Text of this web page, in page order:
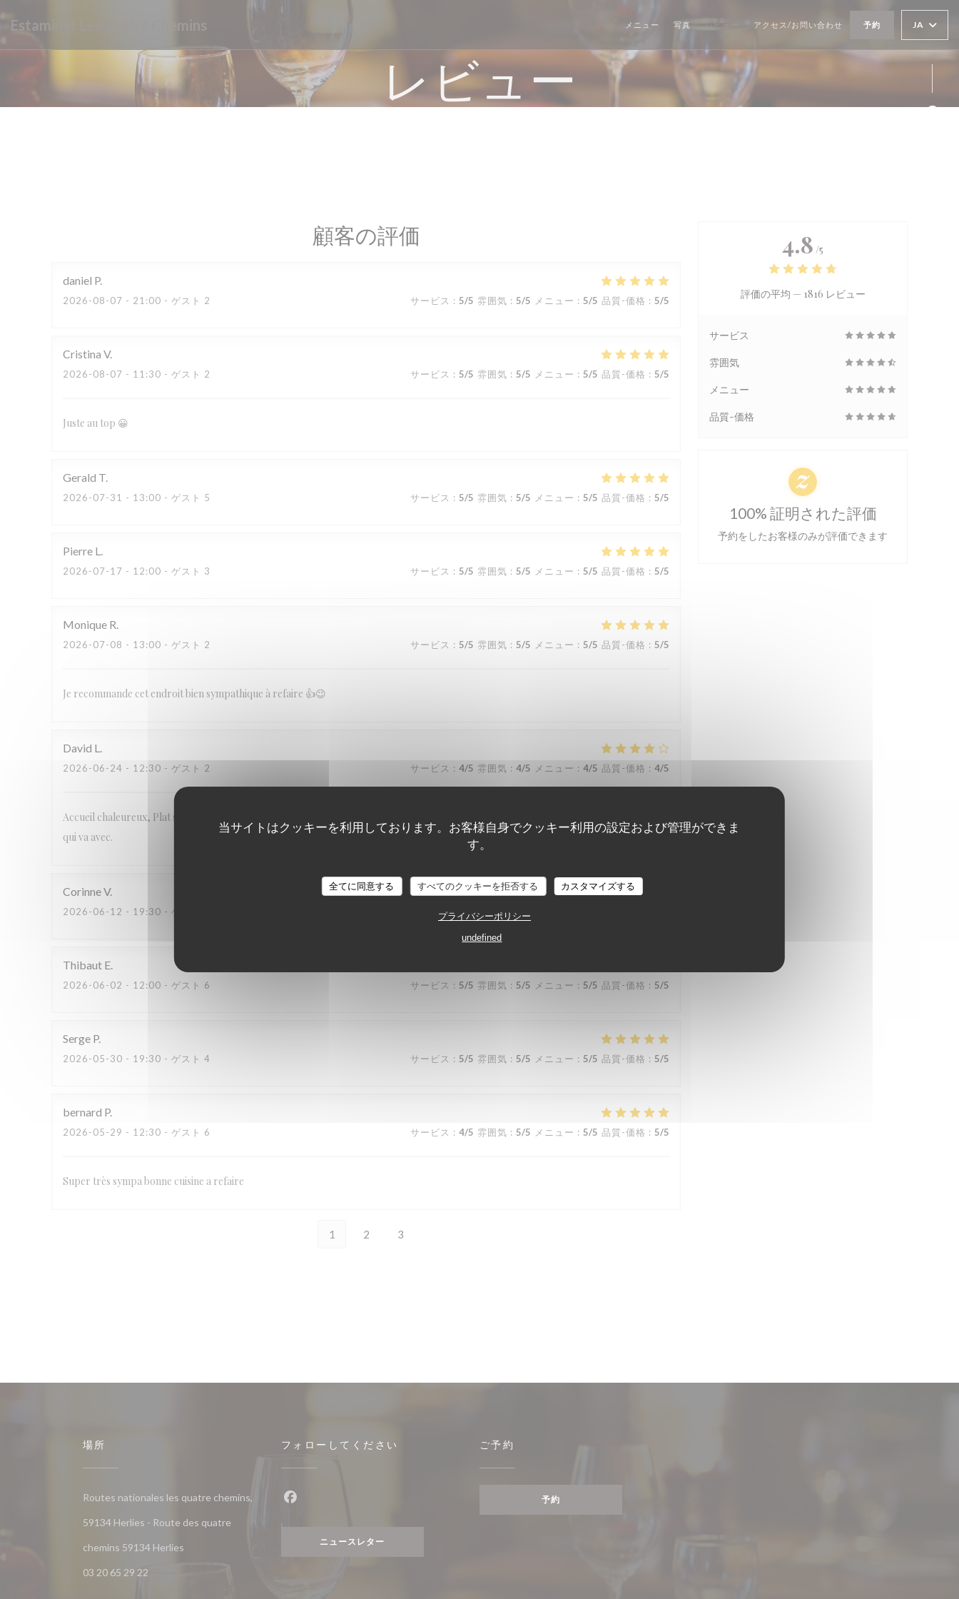
当サイトはクッキーを利用しております。お客様自身でクッキー利用の設定および管理ができま
す。
全てに同意する すべてのクッキーを拒否する カスタマイズする
プライバシーポリシー
undefined
Estaminet Les quatre Chemins メニュー 写真 アクセス/お問い合わせ 予約 JA
レビュー
顧客の評価
daniel P
2026-08-07 - 21:00 - ゲスト 2 サービス : 5/5 雰囲気 : 5/5 メニュー : 5/5 品質-価格 : 5/5
Cristina V
2026-08-07 - 11:30 - ゲスト 2 サービス : 5/5 雰囲気 : 5/5 メニュー : 5/5 品質-価格 : 5/5
Juste au top 😀
Gerald T
2026-07-31 - 13:00 - ゲスト 5 サービス : 5/5 雰囲気 : 5/5 メニュー : 5/5 品質-価格 : 5/5
Pierre L
2026-07-17 - 12:00 - ゲスト 3 サービス : 5/5 雰囲気 : 5/5 メニュー : 5/5 品質-価格 : 5/5
Monique R
2026-07-08 - 13:00 - ゲスト 2 サービス : 5/5 雰囲気 : 5/5 メニュー : 5/5 品質-価格 : 5/5
Je recommande cet endroit bien sympathique à refaire 👍😉
David L
2026-06-24 - 12:30 - ゲスト 2 サービス : 4/5 雰囲気 : 4/5 メニュー : 4/5 品質-価格 : 4/5
Accueil chaleureux, Plat sans prétention, généreux et de qualité. 2 potevlech pris avec accompagnement frites salade et sa petite sauce
qui va avec.
CorinneV
2026-06-12 - 19:30 - ゲスト 5 サービス: 5 /5 雰囲気: 4
Thibaut E
2026-06-02 - 12:00 - ゲスト 6 サービス : 5/5 雰囲気 : 5/5 メニュー : 5/5 品質-価格 : 5/5
Serge P
2026-05-30 - 19:30 - ゲスト 4 サービス : 5/5 雰囲気 : 5/5 メニュー : 5/5 品質-価格 : 5/5
bernard P
2026-05-29 - 12:30 - ゲスト 6 サービス : 4/5 雰囲気 : 5/5 メニュー : 5/5 品質-価格 : 5/5
Super très sympa bonne cuisine a refaire
1 2 3
4.8 /5
評価の平均 — 1816 レビュー
サービス
雰囲気
メニュー
品質-価格
100% 証明された評価
予約をしたお客様のみが評価できます
場所
Routes nationales les quatre chemins,
59134 Herlies - Route des quatre
chemins 59134 Herlies((新しいウィンドウで開きます))
03 20 65 29 22
フォローしてください
ニュースレター
ご予約
予約
Estaminet Les quatre Chemins